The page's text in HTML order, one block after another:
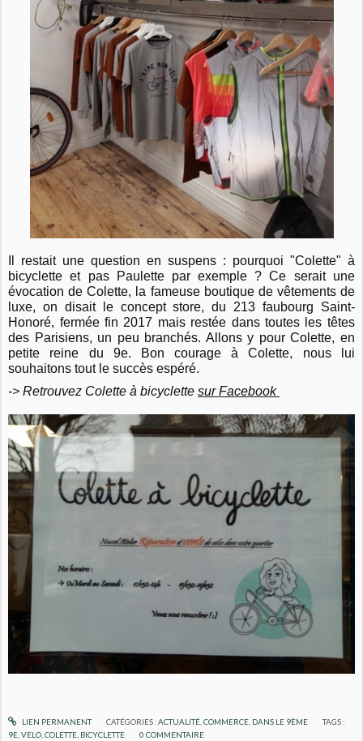
Il restait une question en suspens : pourquoi "Colette" à
bicyclette et pas Paulette par exemple ? Ce serait une
évocation de Colette, la fameuse boutique de vêtements de
luxe, on disait le concept store, du 213 faubourg Saint-
Honoré, fermée fin 2017 mais restée dans toutes les têtes
des Parisiens, un peu branchés. Allons y pour Colette, en
petite reine du 9e. Bon courage à Colette, nous lui
souhaitons tout le succès espéré.
-> Retrouvez Colette à bicyclettesur Facebook
LIEN PERMANENT CATÉGORIES :ACTUALITÉ, COMMERCE, DANS LE 9ÈME
TAGS :
9E ,VELO ,COLETTE BICYCLETTE 0 COMMENTAIRE